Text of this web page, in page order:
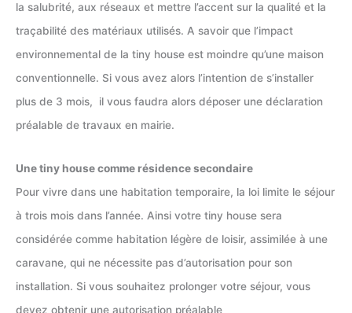
la salubrité, aux réseaux et mettre l’accent sur la qualité et la
traçabilité des matériaux utilisés. A savoir que l’impact
environnemental de la tiny house est moindre qu’une maison
conventionnelle. Si vous avez alors l’intention de s’installer
plus de 3 mois, il vous faudra alors déposer une déclaration
préalable de travaux en mairie.
Une tiny house comme résidence secondaire
Pour vivre dans une habitation temporaire, la loi limite le séjour
à trois mois dans l’année. Ainsi votre tiny house sera
considérée comme habitation légère de loisir, assimilée à une
caravane, qui ne nécessite pas d’autorisation pour son
installation. Si vous souhaitez prolonger votre séjour, vous
devez obtenir une autorisation préalable